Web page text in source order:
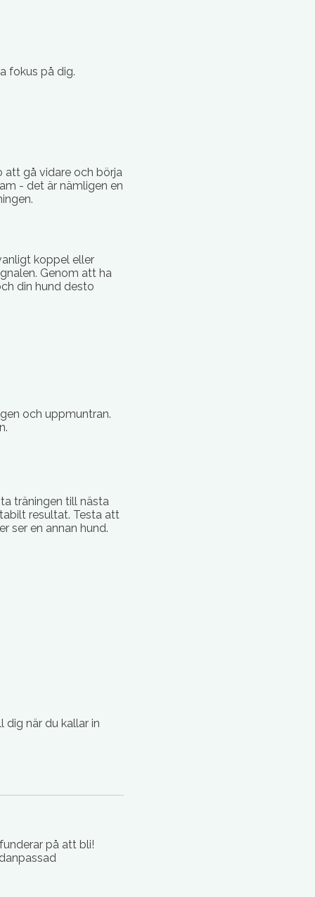
fokus på dig.
att gå vidare och börja
- det är nämligen en
koppel eller
Genom att ha
din hund desto
och uppmuntran.
träningen till nästa
resultat. Testa att
ser en annan hund.
när du kallar in
på att bli!